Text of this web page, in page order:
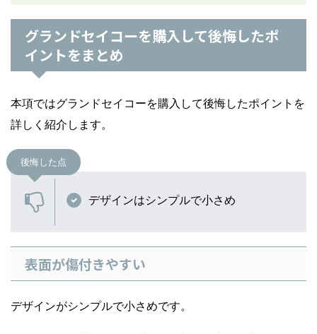
グランドセイコーを購入して後悔したポ
イントをまとめ
本項ではグランドセイコーを購入して後悔したポイントを
詳しく紹介します。
後悔した点
デザインはシンプルで小さめ
表面が傷付きやすい
デザインがシンプルで小さめです。